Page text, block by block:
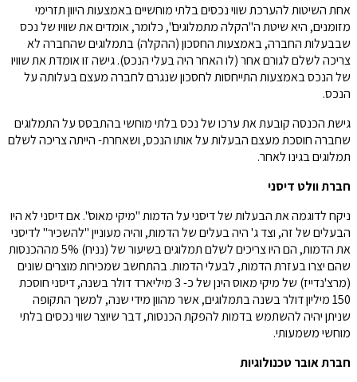
אחת השיטות להערכת שווי נכסים בלתי מוחשיים באמצעות היוון תזרימי
מזומנים, היא שיטת ה"הקלה מתמלוגים", כלומר, אומדים את שוויו של נכס
שבבעלות החברה, באמצעות החסכון (ההקלה) בתמלוגים שהחברה לא
צריכה לשלם לגורם אחר (לו האחר היה בעלי הנכס). גישה זו אומדת את שוויו
של הנכס באמצעות התייחסות לחסכון שנגרם לחברה מעצם בעלותה על
הנכס.
גישת הכנסה קובעת את ערכו של נכס בלתי מוחשי בהתבסס על התמלוגים
שחברה חוסכת מעצם הבעלות על אותו הנכס, ושאחרת- הייתה צריכה לשלם
תמלוגים בגינו לאחר.
חברת וולט דיסני
ניקח לדוגמה את הבעלות של דיסני על הדמות "מיקי מאוס". אם דיסני לא היו
הבעלים של זה, וצד ג' היה בעלים של הדמות, והיה מעוניין "להשכיר" לדיסני
את הדמות, הם היו צריכים לשלם תמלוגים בשיעור של (נניח) 5% מההכנסות
שהם יצרו בעזרת הדמות, לבעלי הדמות. בהתחשב שמכירות מוצרים שונים
(מרצ'נדייז) של מיקי מאוס הינן של כ- 3 מיליארד דולר בשנה, דיסני חוסכת
150 מיליון דולר בשנה בתמלוגים, אשר מהוון מידי שנה, למשך התקופה
שניתן יהיה להשתמש בדמות להפקת הכנסות, דבר שיוצר שווי נכסים בלתי
מוחשי משמעותי.
חברת אובר טכנולוגיות